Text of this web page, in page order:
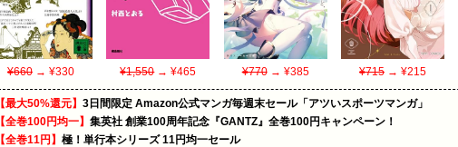
¥660 → ¥330 ¥1,550→ ¥465 ¥770→ ¥385 ¥715→ ¥215
【最大50%還元】 3日間限定 Amazon公式マンガ毎週末セール「アツいスポーツマンガ」
【全巻100円均一】 集英社 創業100周年記念『GANTZ』全巻100円キャンペーン！
【全巻11円】 極！単行本シリーズ 11円均一セール